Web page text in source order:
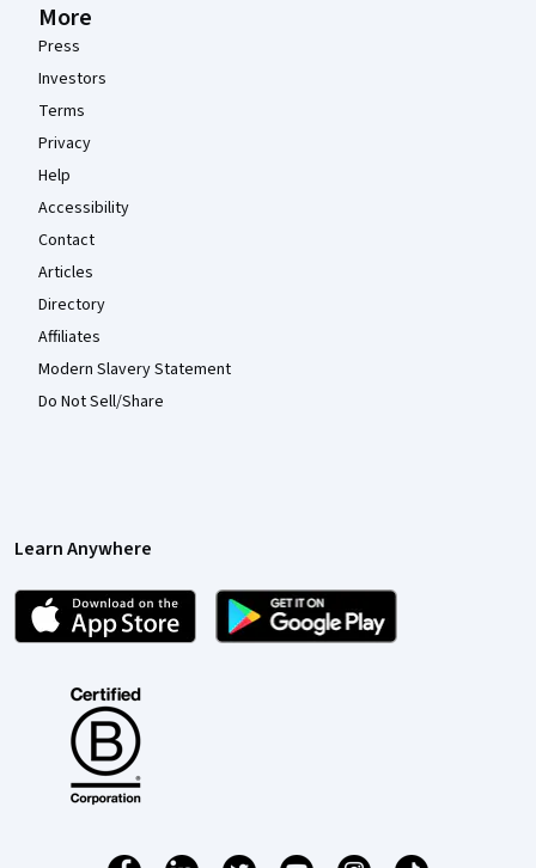
More
Press
Investors
Terms
Privacy
Help
Accessibility
Contact
Articles
Directory
Affiliates
Modern Slavery Statement
Do Not Sell/Share
Learn Anywhere